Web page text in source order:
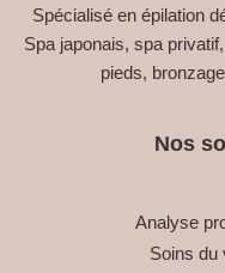
Spécialisé en épilation
Spa japonais, spa
pieds,
Nos
Analyse
Soins du